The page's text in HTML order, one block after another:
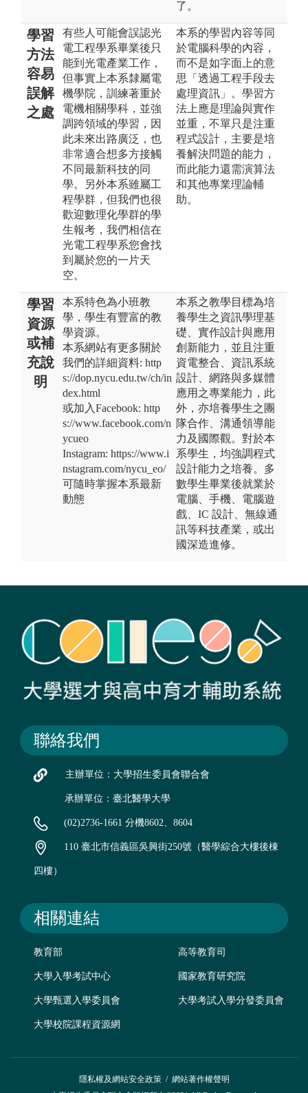
了。
學習
方法
容易
誤解
之處
有些人可能會誤認光
電工程學系畢業後只
能到光電產業工作，
但事實上本系隸屬電
機學院，訓練著重於
電機相關學科，並強
調跨領域的學習，因
此未來出路廣泛，也
非常適合想多方接觸
不同最新科技的同
學。另外本系雖屬工
程學群，但我們也很
歡迎數理化學群的學
生報考，我們相信在
光電工程學系您會找
到屬於您的一片天
空。
本系的學習內容等同
於電腦科學的內容，
而不是如字面上的意
思「透過工程手段去
處理資訊」。學習方
法上應是理論與實作
並重，不單只是注重
程式設計，主要是培
養解決問題的能力，
而此能力還需演算法
和其他專業理論輔
助。
學習
資源
或補
充說
明
本系特色為小班教
學，學生有豐富的教
學資源。
本系網站有更多關於
我們的詳細資料: http
s://dop.nycu.edu.tw/ch/in
dex.html
或加入Facebook: http
s://www.facebook.com/n
ycueo
Instagram: https://www.i
nstagram.com/nycu_eo/
可隨時掌握本系最新
動態
本系之教學目標為培
養學生之資訊學理基
礎、實作設計與應用
創新能力，並且注重
資電整合、資訊系統
設計、網路與多媒體
應用之專業能力，此
外，亦培養學生之團
隊合作、溝通領導能
力及國際觀。對於本
系學生，均強調程式
設計能力之培養。多
數學生畢業後就業於
電腦、手機、電腦遊
戲、IC 設計、無線通
訊等科技產業，或出
國深造進修。
聯絡我們
主辦單位：大學招生委員會聯合會
承辦單位：臺北醫學大學
(02)2736-1661 分機8602、8604
110 臺北市信義區吳興街250號（醫學綜合大樓後棟
四樓）
相關連結
教育部 高等教育司
大學入學考試中心 國家教育研究院
大學甄選入學委員會 大學考試入學分發委員會
大學校院課程資源網
隱私權及網站安全政策/ 網站著作權聲明